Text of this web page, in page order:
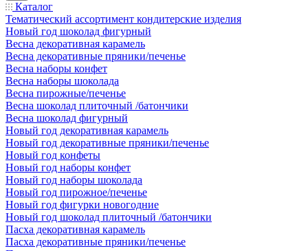
Каталог
Тематический ассортимент кондитерские изделия
Новый год шоколад фигурный
Весна декоративная карамель
Весна декоративные пряники/печенье
Весна наборы конфет
Весна наборы шоколада
Весна пирожные/печенье
Весна шоколад плиточный /батончики
Весна шоколад фигурный
Новый год декоративная карамель
Новый год декоративные пряники/печенье
Новый год конфеты
Новый год наборы конфет
Новый год наборы шоколада
Новый год пирожное/печенье
Новый год фигурки новогодние
Новый год шоколад плиточный /батончики
Пасха декоративная карамель
Пасха декоративные пряники/печенье